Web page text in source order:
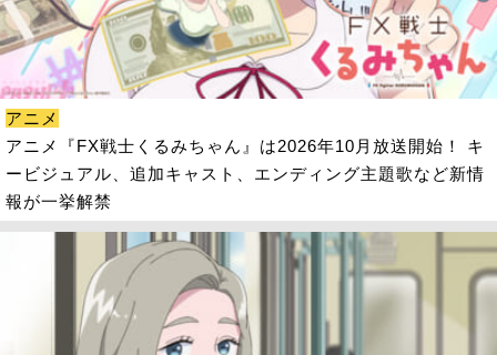
アニメ
アニメ『FX戦士くるみちゃん』は2026年10月放送開始！ キ
ービジュアル、追加キャスト、エンディング主題歌など新情
報が一挙解禁